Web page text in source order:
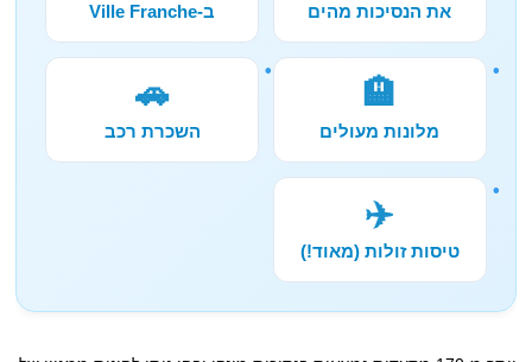
את הנסיכות מהים
ב-Ville Franche
🏨
מלונות מעולים
🚗
השכרת רכב
✈️
טיסות זולות (מאוד!)